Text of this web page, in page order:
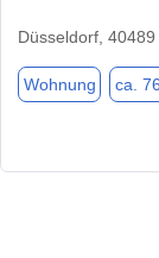
Düsseldorf, 40489
Wohnung ca.